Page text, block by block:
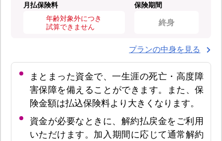
月払保険料
年齢対象外につき
試算できません
保険期間
終身
プランの中身を見る
まとまった資金で、一生涯の死亡・高度障
害保障を備えることができます。また、保
険金額は払込保険料より大きくなります。
資金が必要なときに、解約払戻金をご利用
いただけます。加入期間に応じて通常解約